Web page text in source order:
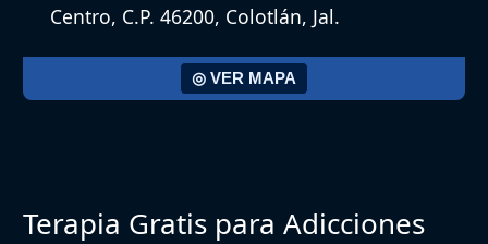
Centro, C.P. 46200, Colotlán, Jal.
◎ VER MAPA
Terapia Gratis para Adicciones